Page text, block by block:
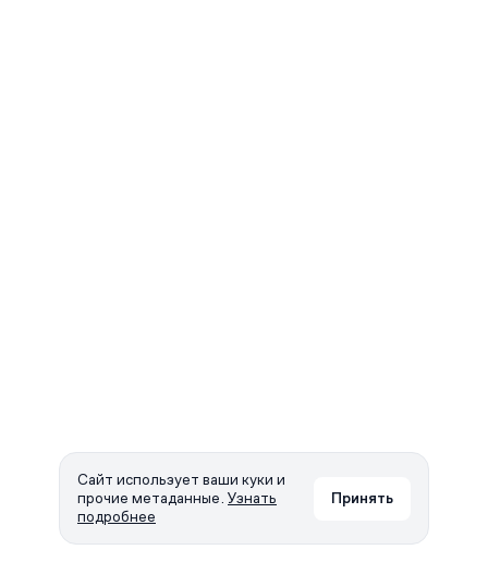
Сайт использует ваши куки и
прочие метаданные. Узнать
подробнее
Принять